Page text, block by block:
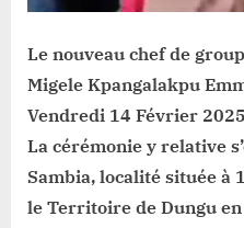
Le nouveau chef de
Migele Kpangalakpu
Vendredi 14 Février
La cérémonie y relative
Sambia, localité située à
le Territoire de Dungu